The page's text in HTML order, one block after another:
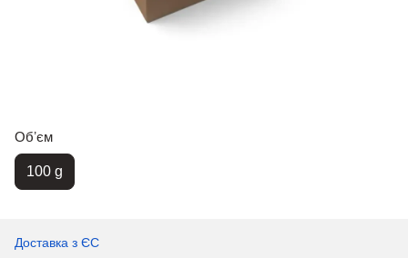
Обʼєм
100 g
Доставка з ЄС